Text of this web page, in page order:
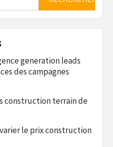
generation leads
des campagnes
construction terrain de
le prix construction